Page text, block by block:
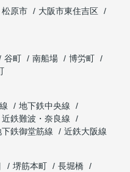
松原市
大阪市東住吉区
谷町 南船場
博労町
地下鉄中央線
近鉄難波・奈良線
下鉄御堂筋線
近鉄大阪線
堺筋本町
長堀橋